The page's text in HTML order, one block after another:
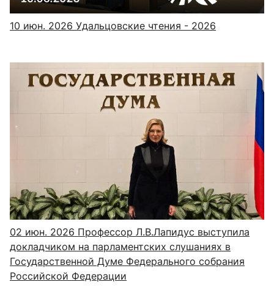
10 июн. 2026 Удальцовские чтения - 2026
02 июн. 2026 Профессор Л.В.Лапидус выступила
докладчиком на парламентских слушаниях в
Государственной Думе Федерального собрания
Российской Федерации